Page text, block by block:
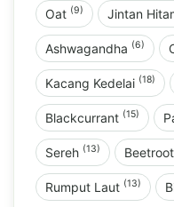
Oat (9) Jintan
Ashwagandha (6)
Kacang Kedelai (18)
Blackcurrant (15)
Sereh (13) Beetroot
Rumput Laut (13)